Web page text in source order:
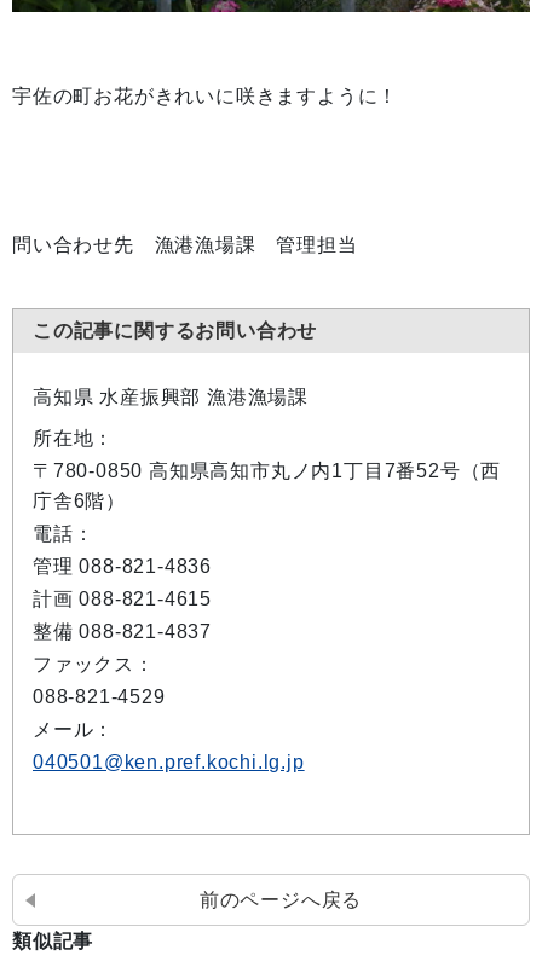
宇佐の町お花がきれいに咲きますように！
問い合わせ先 漁港漁場課 管理担当
この記事に関するお問い合わせ
高知県 水産振興部 漁港漁場課
所在地：
〒780-0850 高知県高知市丸ノ内1丁目7番52号（西
庁舎6階）
電話：
管理 088-821-4836
計画 088-821-4615
整備 088-821-4837
ファックス：
088-821-4529
メール：
040501@ken.pref.kochi.lg.jp
前のページへ戻る
類似記事